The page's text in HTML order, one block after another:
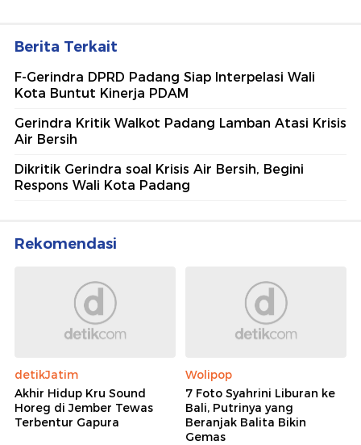
Berita Terkait
F-Gerindra DPRD Padang Siap Interpelasi Wali
Kota Buntut Kinerja PDAM
Gerindra Kritik Walkot Padang Lamban Atasi Krisis
Air Bersih
Dikritik Gerindra soal Krisis Air Bersih, Begini
Respons Wali Kota Padang
Rekomendasi
detikJatim
Akhir Hidup Kru Sound
Horeg di Jember Tewas
Terbentur Gapura
Wolipop
7 Foto Syahrini Liburan ke
Bali, Putrinya yang
Beranjak Balita Bikin
Gemas